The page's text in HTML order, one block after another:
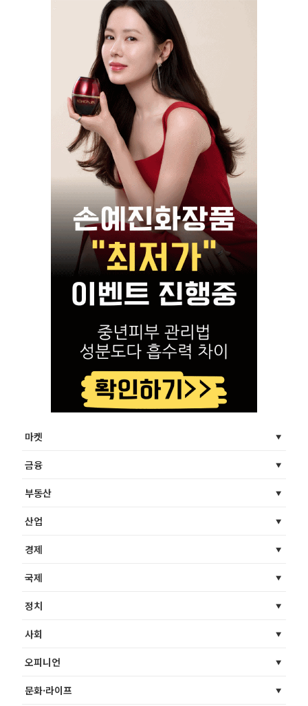
마켓
금융
부동산
산업
경제
국제
정치
사회
오피니언
문화·라이프